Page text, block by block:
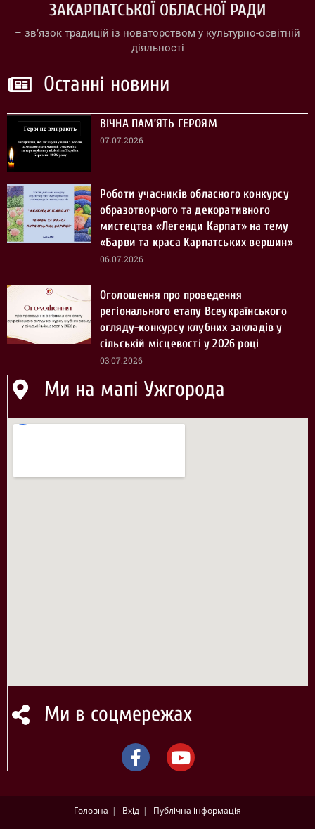
ЗАКАРПАТСЬКОЇ ОБЛАСНОЇ РАДИ
– зв’язок традицій із новаторством у культурно-освітній
діяльності
Останні новини
ВІЧНА ПАМ’ЯТЬ ГЕРОЯМ
07.07.2026
Роботи учасників обласного конкурсу
образотворчого та декоративного
мистецтва «Легенди Карпат» на тему
«Барви та краса Карпатських вершин»
06.07.2026
Оголошення про проведення
регіонального етапу Всеукраїнського
огляду-конкурсу клубних закладів у
сільській місцевості у 2026 році
03.07.2026
Ми на мапі Ужгорода
Ми в соцмережах
Головна Вхід Публічна інформація